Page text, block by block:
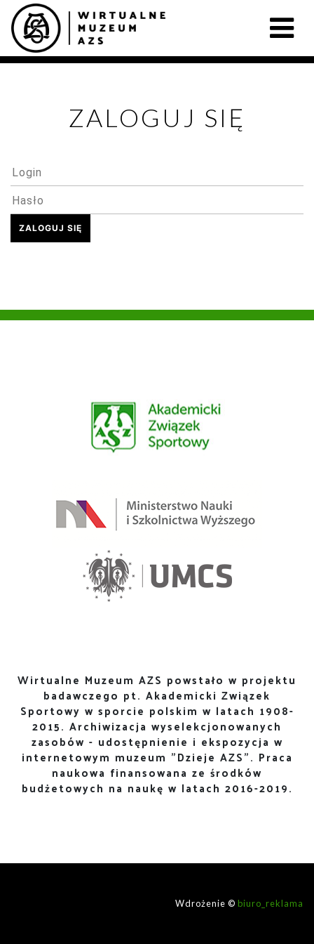
ZALOGUJ SIĘ
Wirtualne Muzeum AZS powstało w projektu
badawczego pt. Akademicki Związek
Sportowy w sporcie polskim w latach 1908-
2015. Archiwizacja wyselekcjonowanych
zasobów - udostępnienie i ekspozycja w
internetowym muzeum "Dzieje AZS". Praca
naukowa finansowana ze środków
budżetowych na naukę w latach 2016-2019.
Wdrożenie © biuro_reklama